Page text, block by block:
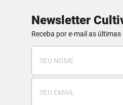
Newsletter
Receba por e-mail as